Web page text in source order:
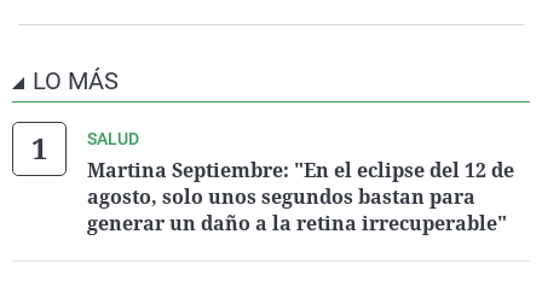
LO MÁS
SALUD
Martina Septiembre: "En el eclipse del 12 de
agosto, solo unos segundos bastan para
generar un daño a la retina irrecuperable"